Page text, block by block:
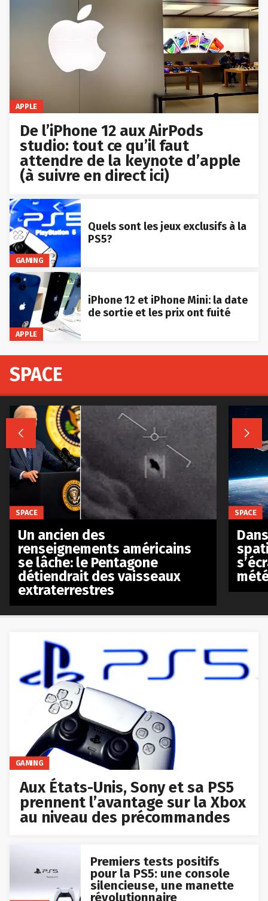
APPLE
De l’iPhone 12 aux AirPods
studio: tout ce qu’il faut
attendre de la keynote d’apple
(à suivre en direct ici)
GAMING
Quels sont les jeux exclusifs à la
PS5?
APPLE
iPhone 12 et iPhone Mini: la date
de sortie et les prix ont fuité
GAMING
Aux États-Unis, Sony et sa PS5
prennent l’avantage sur la Xbox
au niveau des précommandes
Premiers tests positifs
pour la PS5: une console
silencieuse, une manette
révolutionnaire
SPACE
 
SPACE
Un ancien des
renseignements américains
se lâche: le Pentagone
détiendrait des vaisseaux
extraterrestres
SPACE